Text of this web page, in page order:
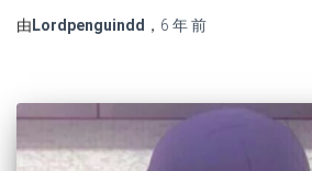
由 Lordpenguindd ， 6 年前